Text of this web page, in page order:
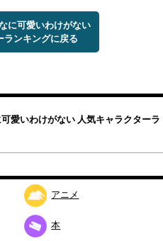
に可愛いわけがない
ランキングに戻る
愛いわけがない 人気キャラクターラ
アニメ
本